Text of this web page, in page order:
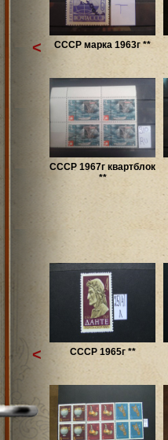
СССР марка 1963г **
СССР 1967г квартблок
**
<
СССР 1965г **
<